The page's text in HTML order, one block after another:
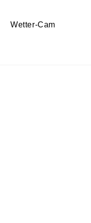
Wetter-Cam